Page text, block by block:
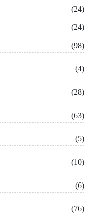
(24)
(24)
(98)
(4)
(28)
(63)
(5)
(10)
(6)
(76)